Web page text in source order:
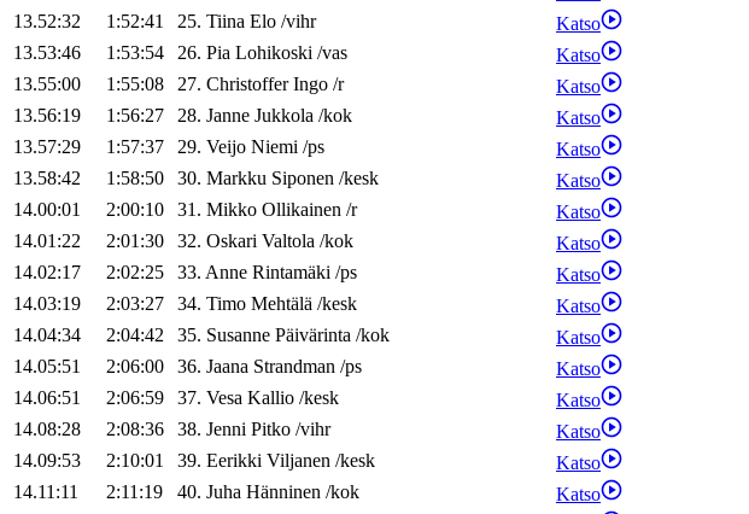
13.52:32
1:52:41 25. Tiina Elo /vihr
Katso
13.53:46
1:53:54 26. Pia Lohikoski /vas
Katso
13.55:00
1:55:08 27. Christoffer Ingo /r
Katso
13.56:19
1:56:27 28. Janne Jukkola /kok
Katso
13.57:29
1:57:37 29. Veijo Niemi /ps
Katso
13.58:42
1:58:50 30. Markku Siponen /kesk
Katso
14.00:01
2:00:10 31. Mikko Ollikainen /r
Katso
14.01:22
2:01:30 32. Oskari Valtola /kok
Katso
14.02:17
2:02:25 33. Anne Rintamäki /ps
Katso
14.03:19
2:03:27 34. Timo Mehtälä /kesk
Katso
14.04:34
2:04:42 35. Susanne Päivärinta /kok
Katso
14.05:51
2:06:00 36. Jaana Strandman /ps
Katso
14.06:51
2:06:59 37. Vesa Kallio /kesk
Katso
14.08:28
2:08:36 38. Jenni Pitko /vihr
Katso
14.09:53
2:10:01 39. Eerikki Viljanen /kesk
Katso
14.11:11
2:11:19 40. Juha Hänninen /kok
Katso